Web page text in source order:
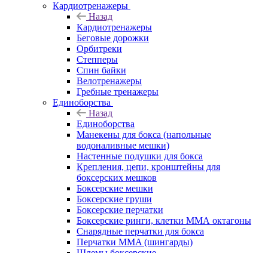
Кардиотренажеры
Назад
Кардиотренажеры
Беговые дорожки
Орбитреки
Степперы
Спин байки
Велотренажеры
Гребные тренажеры
Единоборства
Назад
Единоборства
Манекены для бокса (напольные
водоналивные мешки)
Настенные подушки для бокса
Крепления, цепи, кронштейны для
боксерских мешков
Боксерские мешки
Боксерские груши
Боксерские перчатки
Боксерские ринги, клетки ММА октагоны
Снарядные перчатки для бокса
Перчатки MMA (шингарды)